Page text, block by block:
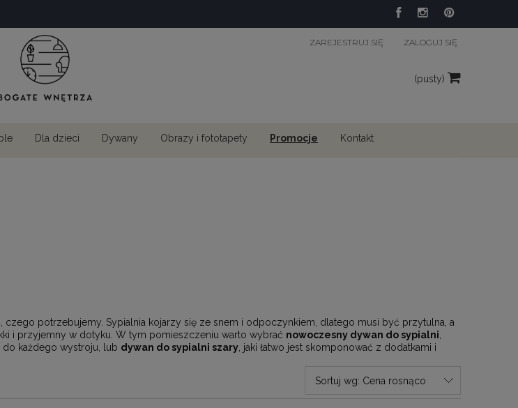
ZAREJESTRUJ SIĘ ZALOGUJ SIĘ
(pusty)
Dla dzieci Dywany Obrazy i fototapety Promocje Kontakt
czego potrzebujemy. Sypialnia kojarzy się ze snem i odpoczynkiem, dlatego musi być przytulna, a
i przyjemny w dotyku. W tym pomieszczeniu warto wybrać nowoczesny dywan do sypialni
do każdego wystroju, lub dywan do sypialni szary , jaki łatwo jest skomponować z dodatkami i
Sortuj wg: Cena rosnąco